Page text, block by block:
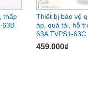
thấp
63B
Thiết bị bảo vệ
áp, quá tải, hỗ
63A TVPS1-63C
459.000₫